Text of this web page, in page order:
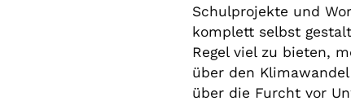
Schulprojekte und
komplett selbst
Regel viel zu bieten,
über den
über die Furcht vor